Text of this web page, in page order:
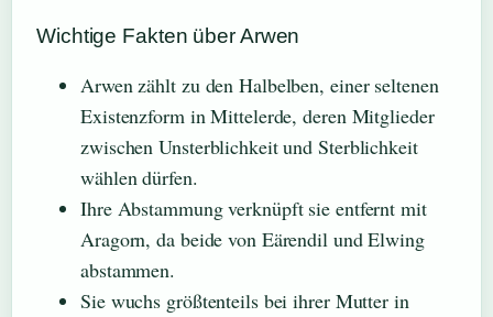
Wichtige Fakten über Arwen
Arwen zählt zu den Halbelben, einer seltenen
Existenzform in Mittelerde, deren Mitglieder
zwischen Unsterblichkeit und Sterblichkeit
wählen dürfen.
Ihre Abstammung verknüpft sie entfernt mit
Aragorn, da beide von Eärendil und Elwing
abstammen.
Sie wuchs größtenteils bei ihrer Mutter in